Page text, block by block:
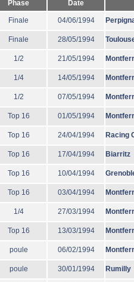
Phase Date
Finale 04/06/1994
Finale 28/05/1994
1/2 21/05/1994
1/4 14/05/1994
1/2 07/05/1994
Top 16 01/05/1994
Top 16 24/04/1994 Racing
Top 16 17/04/1994 Biarritz
Top 16 10/04/1994
Top 16 03/04/1994
1/4 27/03/1994
Top 16 13/03/1994
poule 06/02/1994
poule 30/01/1994 Rumilly